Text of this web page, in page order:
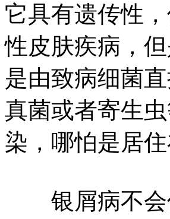
它具有遗传性
性皮肤疾病，
是由致病细菌
真菌或者寄生
染，哪怕是居
银屑病不会